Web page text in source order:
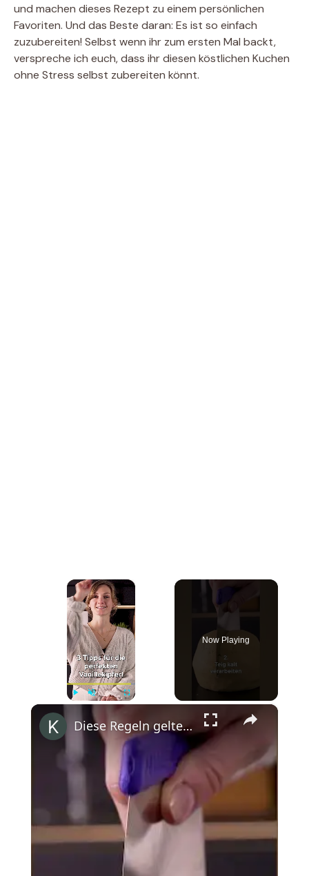
und machen dieses Rezept zu einem persönlichen
Favoriten. Und das Beste daran: Es ist so einfach
zuzubereiten! Selbst wenn ihr zum ersten Mal backt,
verspreche ich euch, dass ihr diesen köstlichen Kuchen
ohne Stress selbst zubereiten könnt.
×
Now Playing
×
Diese Regeln gelten für köstliche Vanillekipferl - Rezept auf kitchenstories.de #siemenshome